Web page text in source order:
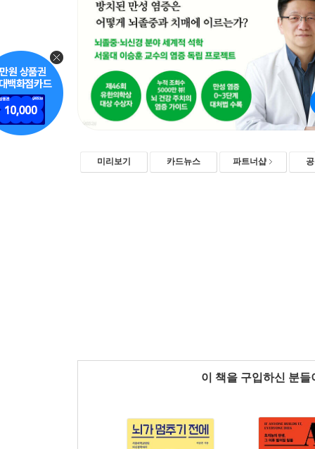
미리보기 카드뉴스 파트너샵
이 책을 구입하신 분